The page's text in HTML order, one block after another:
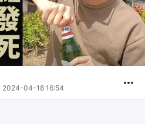
2024-04-18 16:54